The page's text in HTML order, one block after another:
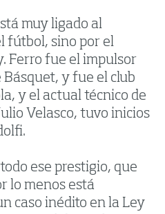
muy ligado al
fútbol, sino por el
Ferro fue el impulsor
Básquet, y fue el club
y el actual técnico de
Velasco, tuvo inicios
ese prestigio, que
lo menos está
caso inédito en la Ley